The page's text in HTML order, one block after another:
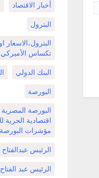
أخبار الاقتصاد
البترول
تكساس الأميركي.
البنك الدولي
البورصة
البورصة
اقتصادية الحرية
مؤشرات
الرئيس
الرئيس عبد